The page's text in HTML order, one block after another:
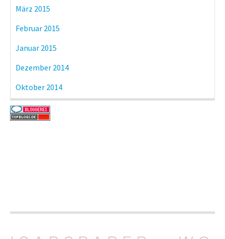
März 2015
Februar 2015
Januar 2015
Dezember 2014
Oktober 2014